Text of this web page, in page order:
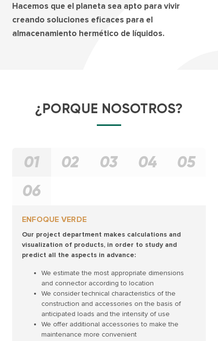
Hacemos que el planeta sea apto para vivir
creando soluciones eficaces para el
almacenamiento hermético de líquidos.
¿PORQUE NOSOTROS?
01 02 03 04
05
06
ENFOQUE VERDE
Our project department makes calculations and
visualization of products, in order to study and
predict all the aspects in advance:
We estimate the most appropriate dimensions
and connector according to location
We consider technical characteristics of the
construction and accessories on the basis of
anticipated loads and the intensity of use
We offer additional accessories to make the
maintenance more convenient